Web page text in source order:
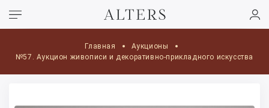
Главная
Аукционы
№57. Аукцион живописи и декоративно-прикладного искусства